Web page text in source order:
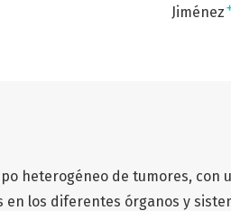
Jiménez
heterogéneo de tumores, con
en los diferentes órganos y